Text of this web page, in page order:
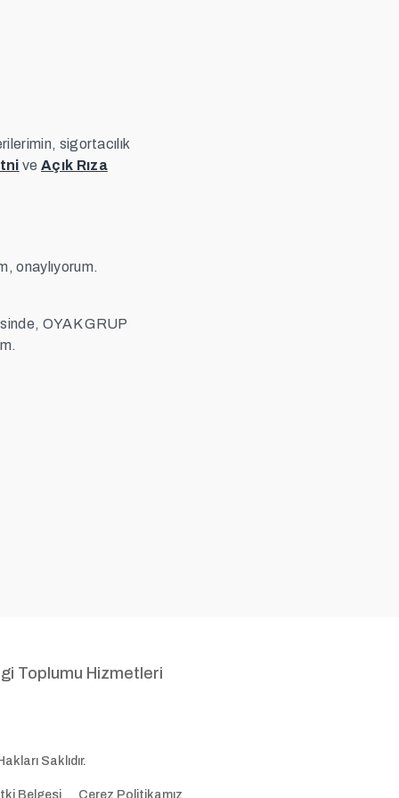
sigortacılık
ve Açık Rıza
onaylıyorum.
OYAK GRUP
Toplumu Hizmetleri
Saklıdır.
Belgesi Çerez Politikamız